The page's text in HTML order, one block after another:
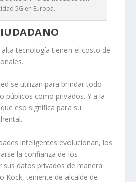
5G en Europa.
tecnología tienen el costo de
se utilizan para brindar todo
públicos como privados. Y a la
eso significa para su
inteligentes evolucionan, los
la confianza de los
sus datos privados de manera
Kock, teniente de alcalde de